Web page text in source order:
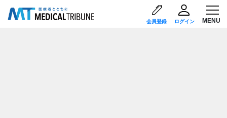
会員登録 ログイン